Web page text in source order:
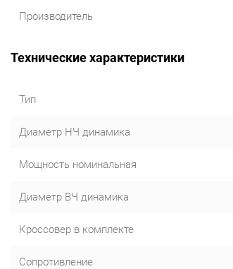
Производитель
Технические характеристики
Тип
Диаметр НЧ динамика
Мощность номинальная
Диаметр ВЧ динамика
Кроссовер в комплекте
Сопротивление